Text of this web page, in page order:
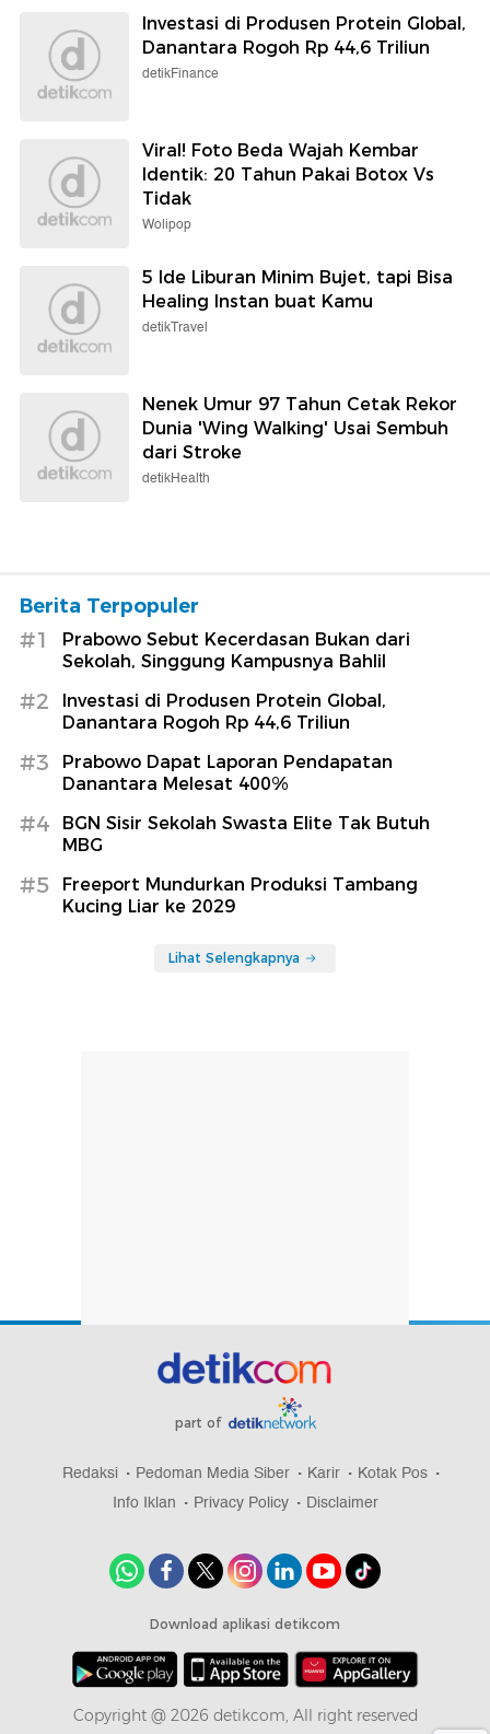
Investasi di Produsen Protein Global,
Danantara Rogoh Rp 44,6 Triliun
detikFinance
Viral! Foto Beda Wajah Kembar
Identik: 20 Tahun Pakai Botox Vs
Tidak
Wolipop
5 Ide Liburan Minim Bujet, tapi Bisa
Healing Instan buat Kamu
detikTravel
Nenek Umur 97 Tahun Cetak Rekor
Dunia 'Wing Walking' Usai Sembuh
dari Stroke
detikHealth
Berita Terpopuler
#1
Prabowo Sebut Kecerdasan Bukan dari
Sekolah, Singgung Kampusnya Bahlil
#2
Investasi di Produsen Protein Global,
Danantara Rogoh Rp 44,6 Triliun
#3
Prabowo Dapat Laporan Pendapatan
Danantara Melesat 400%
#4
BGN Sisir Sekolah Swasta Elite Tak Butuh
MBG
#5
Freeport Mundurkan Produksi Tambang
Kucing Liar ke 2029
Lihat Selengkapnya
part of
Redaksi Pedoman Media Siber Karir
Kotak Pos
Info Iklan
Privacy Policy Disclaimer
Download aplikasi detikcom
Copyright @ 2026 detikcom, All right reserved